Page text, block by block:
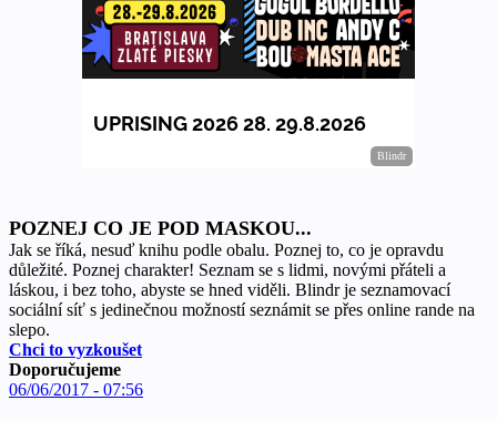
POZNEJ CO JE POD MASKOU...
Jak se říká, nesuď knihu podle obalu. Poznej to, co je opravdu
důležité. Poznej charakter! Seznam se s lidmi, novými přáteli a
láskou, i bez toho, abyste se hned viděli. Blindr je seznamovací
sociální síť s jedinečnou možností seznámit se přes online rande na
slepo.
Chci to vyzkoušet
Doporučujeme
06/06/2017 - 07:56